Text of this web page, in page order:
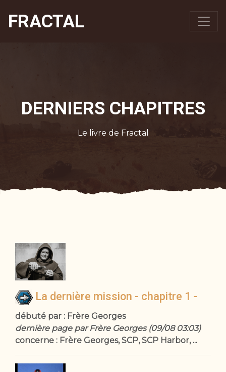
FRACTAL
DERNIERS CHAPITRES
Le livre de Fractal
La dernière mission - chapitre 1 -
débuté par : Frère Georges
dernière page par Frère Georges (09/08 03:03)
concerne : Frère Georges, SCP, SCP Harbor, ...